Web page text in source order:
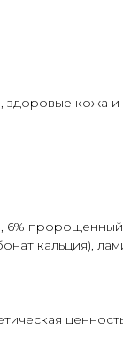
здоровые кожа и
пророщенный
кальция),